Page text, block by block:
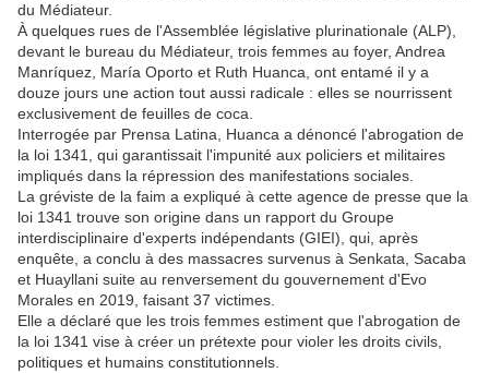
du Médiateur.
À quelques rues de l'Assemblée législative plurinationale (ALP),
devant le bureau du Médiateur, trois femmes au foyer, Andrea
Manríquez, María Oporto et Ruth Huanca, ont entamé il y a
douze jours une action tout aussi radicale : elles se nourrissent
exclusivement de feuilles de coca.
Interrogée par Prensa Latina, Huanca a dénoncé l'abrogation de
la loi 1341, qui garantissait l'impunité aux policiers et militaires
impliqués dans la répression des manifestations sociales.
La gréviste de la faim a expliqué à cette agence de presse que la
loi 1341 trouve son origine dans un rapport du Groupe
interdisciplinaire d'experts indépendants (GIEI), qui, après
enquête, a conclu à des massacres survenus à Senkata, Sacaba
et Huayllani suite au renversement du gouvernement d'Evo
Morales en 2019, faisant 37 victimes.
Elle a déclaré que les trois femmes estiment que l'abrogation de
la loi 1341 vise à créer un prétexte pour violer les droits civils,
politiques et humains constitutionnels.